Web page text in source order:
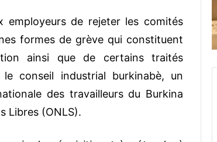
employeurs de rejeter les comités
formes de grève qui constituent
ainsi que de certains traités
conseil industrial burkinabè, un
des travailleurs du Burkina
Libres (ONLS).